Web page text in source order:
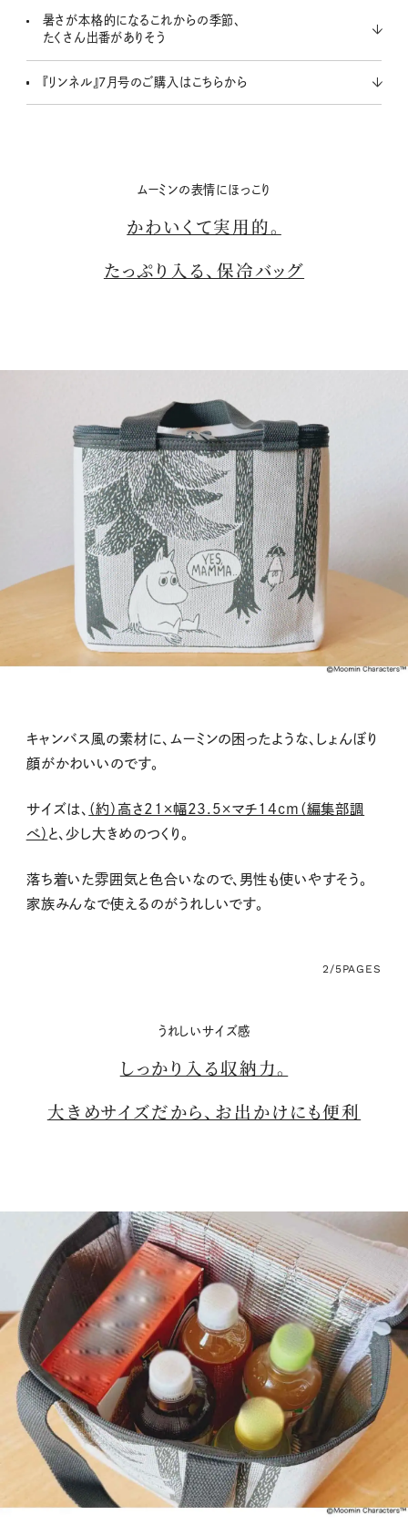
暑さが本格的になるこれからの季節、
たくさん出番がありそう
『リンネル』7月号のご購入はこちらから
ムーミンの表情にほっこり
かわいくて実用的。
たっぷり入る、保冷バッグ
キャンバス風の素材に、ムーミンの困ったような、しょんぼり
顔がかわいいのです。
サイズは、 （約）高さ21×幅23.5×マチ14cm（編集部調
べ） と、少し大きめのつくり。
落ち着いた雰囲気と色合いなので、男性も使いやすそう。
家族みんなで使えるのがうれしいです。
2/5PAGES
うれしいサイズ感
しっかり入る収納力。
大きめサイズだから、お出かけにも便利